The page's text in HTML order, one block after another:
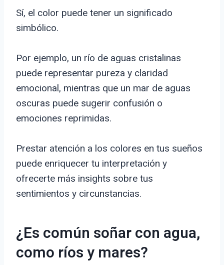
Sí, el color puede tener un significado
simbólico.
Por ejemplo, un río de aguas cristalinas
puede representar pureza y claridad
emocional, mientras que un mar de aguas
oscuras puede sugerir confusión o
emociones reprimidas.
Prestar atención a los colores en tus sueños
puede enriquecer tu interpretación y
ofrecerte más insights sobre tus
sentimientos y circunstancias.
¿Es común soñar con agua,
como ríos y mares?